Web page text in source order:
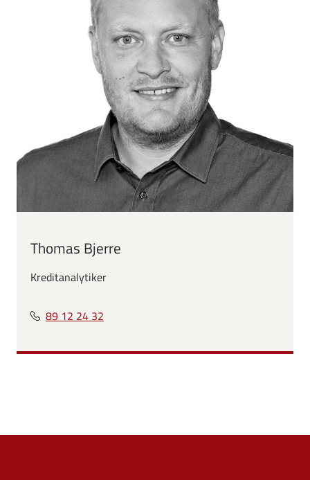
Thomas Bjerre
Kreditanalytiker
89 12 24 32